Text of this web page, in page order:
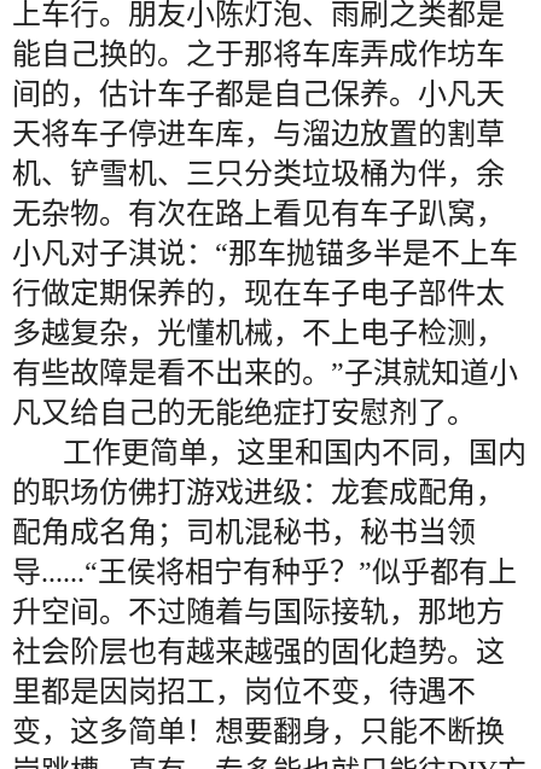
上车行。朋友小陈灯泡、雨刷之类都是
能自己换的。之于那将车库弄成作坊车
间的，估计车子都是自己保养。小凡天
天将车子停进车库，与溜边放置的割草
机、铲雪机、三只分类垃圾桶为伴，余
无杂物。有次在路上看见有车子趴窝，
小凡对子淇说：“那车抛锚多半是不上车
行做定期保养的，现在车子电子部件太
多越复杂，光懂机械，不上电子检测，
有些故障是看不出来的。”子淇就知道小
凡又给自己的无能绝症打安慰剂了。
工作更简单，这里和国内不同，国内
的职场仿佛打游戏进级：龙套成配角，
配角成名角；司机混秘书，秘书当领
导......“王侯将相宁有种乎？”似乎都有上
升空间。不过随着与国际接轨，那地方
社会阶层也有越来越强的固化趋势。这
里都是因岗招工，岗位不变，待遇不
变，这多简单！想要翻身，只能不断换